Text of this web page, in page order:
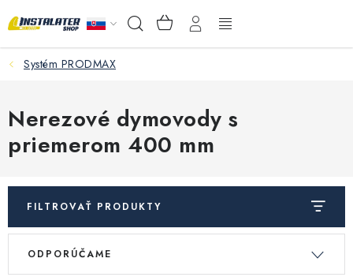
na
Hľadať NÁKUPNÝ
KOŠÍK
Inštalačný materiál
Podlahové kúrenie
VEĽKOOBCHOD
AKO VYBRAŤ?
PREDAJŇA - RAKOVÁ
Systém PRODMAX
Nerezové dymovody s
priemerom 400 mm
FILTROVAŤ PRODUKTY
V
R
ODPORÚČAME